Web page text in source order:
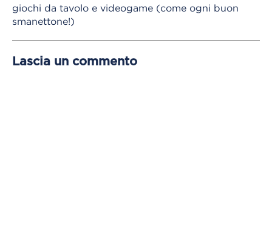
giochi da tavolo e videogame (come ogni buon
smanettone!)
Lascia un commento